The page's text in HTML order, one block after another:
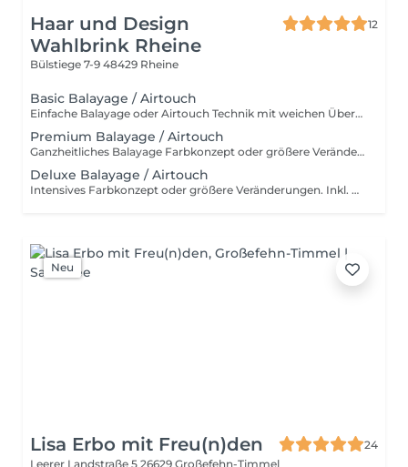
Haar und Design
Wahlbrink Rheine
12
Bülstiege 7-9 48429 Rheine
Basic Balayage / Airtouch
Einfache Balayage oder Airtouch Technik mit weichen Übergängen für langanhaltendem Tragekomfort. Inkl. Beratung, Haarpflege, Handmassage und Kopfmassage. Für wen ist das Basic Balayage-Paket geeignet? Dieses Paket richtet sich an Kundinnen, die bereits eine Balayage oder Airtouch-Behandlung hatten und sich eine dezente Auffrischung wünschen. Es ist ideal, wenn die bestehende Farbtechnik noch gut erhalten ist und lediglich sanft nachgearbeitet werden soll, ohne eine komplette Neugestaltung. Ebenso eignet sich Basic Paket für alle, die gezielte, leichte Aufhellungen bevorzugen – zum Beispiel am Oberkopf, im Konturbereich oder als Face Frame. Perfekt für einen frischen, natürlichen Look mit minimalem Aufwand und ohne den gesamten Kopf zu behandeln.
Premium Balayage / Airtouch
Ganzheitliches Balayage Farbkonzept oder größere Veränderungen. Inkl. Beratung, Haarpflege, Handmassage und Kopfmassage. Für wen ist das Premium Balayage-Paket geeignet? Dieses Paket ist ideal für Kundinnen, die sich eine deutlichere Auffrischung oder Veränderung wünschen, ohne eine komplette Neugestaltung vorzunehmen. Es eignet sich besonders, wenn die bestehende Balayage herausgewachsen ist und mehr Helligkeit sowie eine gleichmäßigere Farbverteilung gewünscht wird. Perfekt für alle, die mehr als nur eine leichte Nacharbeit möchten – zum Beispiel zusätzliche Strähnen im Längen- und Spitzenbereich, eine intensivere Aufhellung oder ein insgesamt frischer, lebendiger Look. Das Premium Paket bildet die optimale Balance zwischen natürlicher Auffrischung und sichtbarer Veränderung.
Deluxe Balayage / Airtouch
Intensives Farbkonzept oder größere Veränderungen. Inkl. Beratung, Haarpflege, Handmassage und Kopfmassage. Für wen ist das Deluxe Balayage-Paket geeignet? Das Deluxe Balayage ist die richtige Wahl, wenn der gesamte Kopf umfassend bearbeitet wird – für ein neues, harmonisches Gesamtbild mit maximaler Leuchtkraft und Dimension. Perfekt für alle, die bereit sind für einen intensiven, hochwertigen Farbservice mit einem deutlich sichtbaren Ergebnis.
Neu
Lisa Erbo mit Freu(n)den
24
Leerer Landstraße 5 26629 Großefehn-Timmel